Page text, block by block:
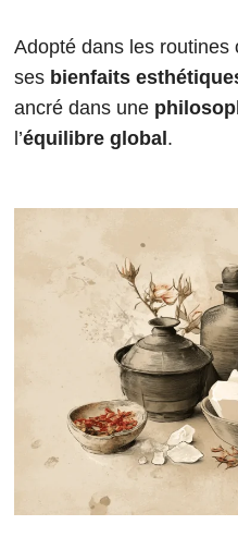
Adopté dans les routines
ses bienfaits
ancré dans une
l’équilibre global .